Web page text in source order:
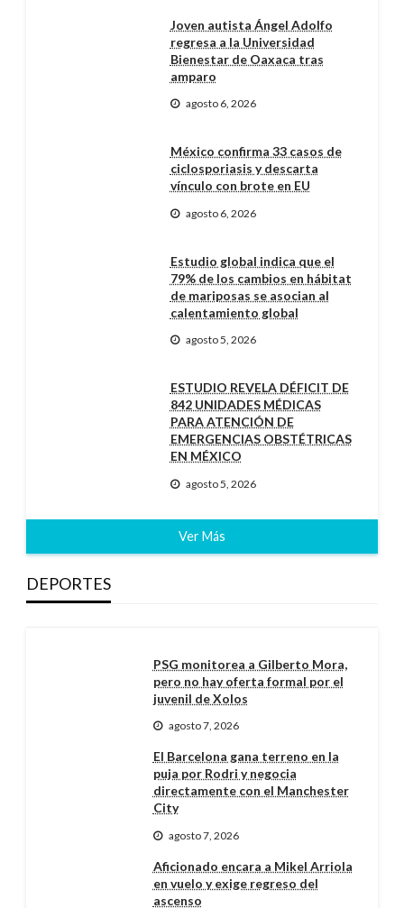
Joven autista Ángel Adolfo
regresa a la Universidad
Bienestar de Oaxaca tras
amparo
agosto 6, 2026
México confirma 33 casos de
ciclosporiasis y descarta
vínculo con brote en EU
agosto 6, 2026
Estudio global indica que el
79% de los cambios en hábitat
de mariposas se asocian al
calentamiento global
agosto 5, 2026
ESTUDIO REVELA DÉFICIT DE
842 UNIDADES MÉDICAS
PARA ATENCIÓN DE
EMERGENCIAS OBSTÉTRICAS
EN MÉXICO
agosto 5, 2026
Ver Más
DEPORTES
PSG monitorea a Gilberto Mora,
pero no hay oferta formal por el
juvenil de Xolos
agosto 7, 2026
El Barcelona gana terreno en la
puja por Rodri y negocia
directamente con el Manchester
City
agosto 7, 2026
Aficionado encara a Mikel Arriola
en vuelo y exige regreso del
ascenso